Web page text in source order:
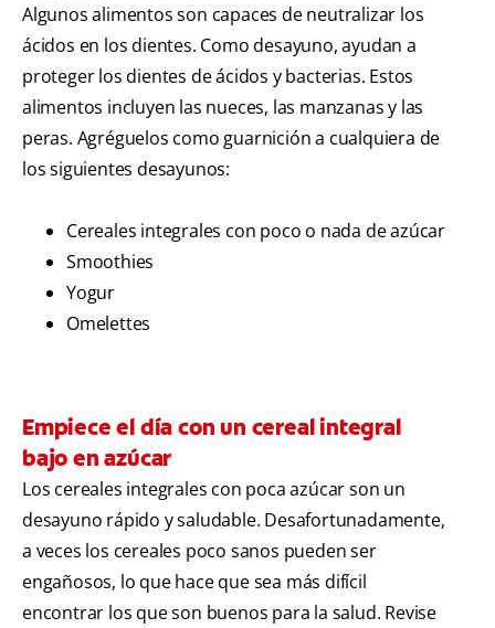
Algunos alimentos son capaces de neutralizar los
ácidos en los dientes. Como desayuno, ayudan a
proteger los dientes de ácidos y bacterias. Estos
alimentos incluyen las nueces, las manzanas y las
peras. Agréguelos como guarnición a cualquiera de
los siguientes desayunos:
Cereales integrales con poco o nada de azúcar
Smoothies
Yogur
Omelettes
Empiece el día con un cereal integral
bajo en azúcar
Los cereales integrales con poca azúcar son un
desayuno rápido y saludable. Desafortunadamente,
a veces los cereales poco sanos pueden ser
engañosos, lo que hace que sea más difícil
encontrar los que son buenos para la salud. Revise